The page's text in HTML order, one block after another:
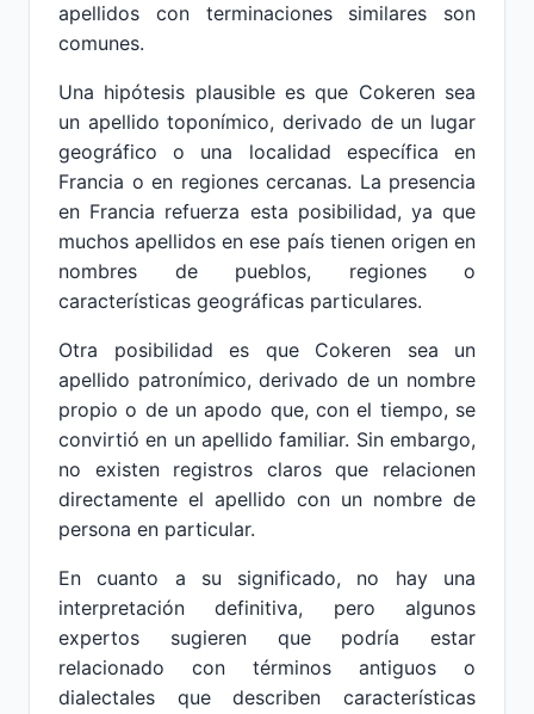
apellidos con terminaciones similares son
comunes.
Una hipótesis plausible es que Cokeren sea
un apellido toponímico, derivado de un lugar
geográfico o una localidad específica en
Francia o en regiones cercanas. La presencia
en Francia refuerza esta posibilidad, ya que
muchos apellidos en ese país tienen origen en
nombres de pueblos, regiones o
características geográficas particulares.
Otra posibilidad es que Cokeren sea un
apellido patronímico, derivado de un nombre
propio o de un apodo que, con el tiempo, se
convirtió en un apellido familiar. Sin embargo,
no existen registros claros que relacionen
directamente el apellido con un nombre de
persona en particular.
En cuanto a su significado, no hay una
interpretación definitiva, pero algunos
expertos sugieren que podría estar
relacionado con términos antiguos o
dialectales que describen características